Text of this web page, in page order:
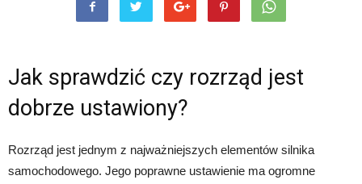
Jak sprawdzić czy rozrząd jest
dobrze ustawiony?
Rozrząd jest jednym z najważniejszych elementów silnika
samochodowego. Jego poprawne ustawienie ma ogromne